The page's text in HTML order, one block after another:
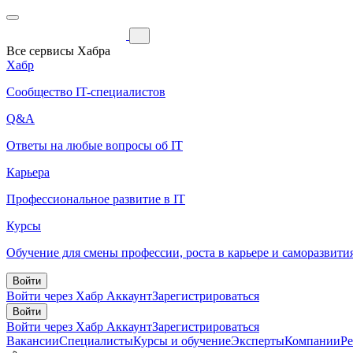
Все сервисы Хабра
Хабр
Сообщество IT-специалистов
Q&A
Ответы на любые вопросы об IT
Карьера
Профессиональное развитие в IT
Курсы
Обучение для смены профессии, роста в карьере и
Войти
Войти через Хабр АккаунтЗарегистрироваться
Войти
Войти через Хабр АккаунтЗарегистрироваться
ВакансииСпециалистыКурсы и обучениеЭкспертыКомпании